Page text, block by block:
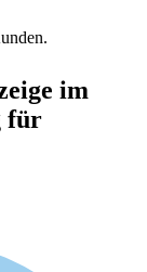
im
für